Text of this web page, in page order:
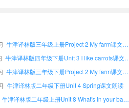
time
牛津译林版四年级下册Unit 3 I like carrots课文朗读
牛津译林版三年级下册Project 2 My farm课文朗读
牛津译林版二年级下册Unit 4 Spring课文朗读
牛津译林版二年级上册Unit 8 What's in your bag?课文朗读
牛津译林版六年级上册Unit 6 Are you ready?课文朗读